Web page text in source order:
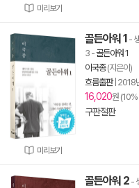
미리보기
미리보기
골든아워 1 -
3 -골든아워 1
이국종(지은이)
흐름출판| 2018
16,020원
구판절판
골든아워 2 -